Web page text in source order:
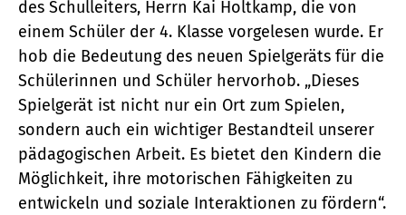
des Schulleiters, Herrn Kai Holtkamp, die von
einem Schüler der 4. Klasse vorgelesen wurde. Er
hob die Bedeutung des neuen Spielgeräts für die
Schülerinnen und Schüler hervorhob. „Dieses
Spielgerät ist nicht nur ein Ort zum Spielen,
sondern auch ein wichtiger Bestandteil unserer
pädagogischen Arbeit. Es bietet den Kindern die
Möglichkeit, ihre motorischen Fähigkeiten zu
entwickeln und soziale Interaktionen zu fördern“.